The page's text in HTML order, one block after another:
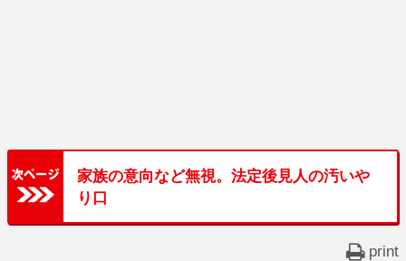
家族の意向など無視。法定後見人の汚いや
り口
print